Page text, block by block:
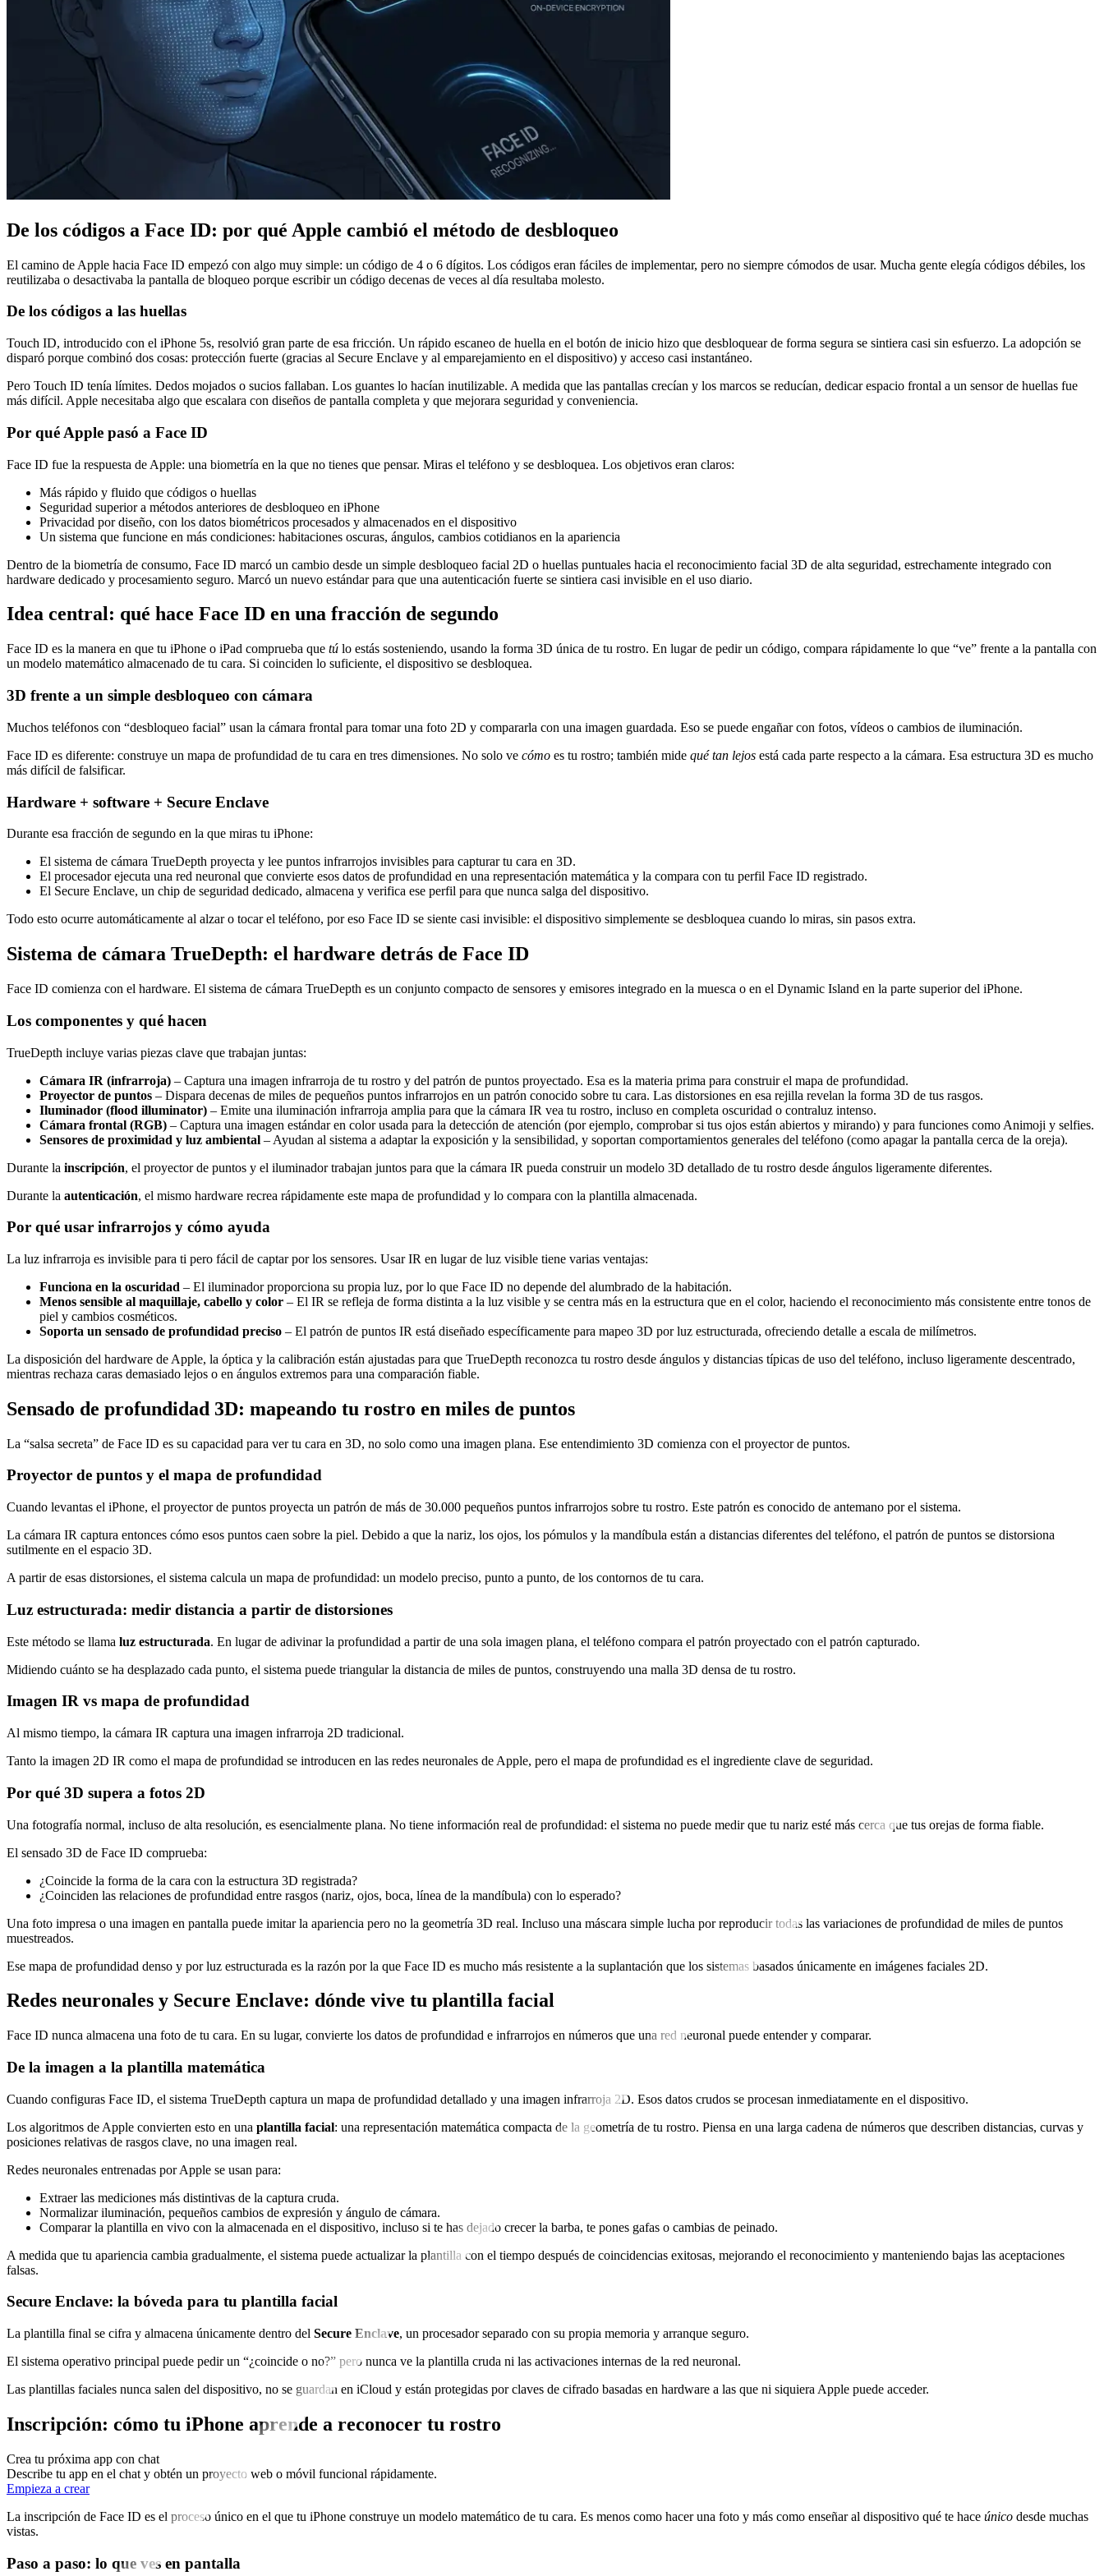
De los códigos a Face ID: por qué Apple cambió el método de desbloqueo
El camino de Apple hacia Face ID empezó con algo muy simple: un código de 4 o 6 dígitos. Los códigos eran fáciles de implementar, pero no siempre cómodos de usar. Mucha gente elegía códigos débiles, los
reutilizaba o desactivaba la pantalla de bloqueo porque escribir un código decenas de veces al día resultaba molesto.
De los códigos a las huellas
Touch ID, introducido con el iPhone 5s, resolvió gran parte de esa fricción. Un rápido escaneo de huella en el botón de inicio hizo que desbloquear de forma segura se sintiera casi sin esfuerzo. La adopción se
disparó porque combinó dos cosas: protección fuerte (gracias al Secure Enclave y al emparejamiento en el dispositivo) y acceso casi instantáneo.
Pero Touch ID tenía límites. Dedos mojados o sucios fallaban. Los guantes lo hacían inutilizable. A medida que las pantallas crecían y los marcos se reducían, dedicar espacio frontal a un sensor de huellas fue
más difícil. Apple necesitaba algo que escalara con diseños de pantalla completa y que mejorara seguridad y conveniencia.
Por qué Apple pasó a Face ID
Face ID fue la respuesta de Apple: una biometría en la que no tienes que pensar. Miras el teléfono y se desbloquea. Los objetivos eran claros:
Más rápido y fluido que códigos o huellas
Seguridad superior a métodos anteriores de desbloqueo en iPhone
Privacidad por diseño, con los datos biométricos procesados y almacenados en el dispositivo
Un sistema que funcione en más condiciones: habitaciones oscuras, ángulos, cambios cotidianos en la apariencia
Dentro de la biometría de consumo, Face ID marcó un cambio desde un simple desbloqueo facial 2D o huellas puntuales hacia el reconocimiento facial 3D de alta seguridad, estrechamente integrado con
hardware dedicado y procesamiento seguro. Marcó un nuevo estándar para que una autenticación fuerte se sintiera casi invisible en el uso diario.
Idea central: qué hace Face ID en una fracción de segundo
Face ID es la manera en que tu iPhone o iPad comprueba que tú lo estás sosteniendo, usando la forma 3D única de tu rostro. En lugar de pedir un código, compara rápidamente lo que “ve” frente a la pantalla con
un modelo matemático almacenado de tu cara. Si coinciden lo suficiente, el dispositivo se desbloquea.
3D frente a un simple desbloqueo con cámara
Muchos teléfonos con “desbloqueo facial” usan la cámara frontal para tomar una foto 2D y compararla con una imagen guardada. Eso se puede engañar con fotos, vídeos o cambios de iluminación.
Face ID es diferente: construye un mapa de profundidad de tu cara en tres dimensiones. No solo ve cómo es tu rostro; también mide qué tan lejos está cada parte respecto a la cámara. Esa estructura 3D es mucho
más difícil de falsificar.
Hardware + software + Secure Enclave
Durante esa fracción de segundo en la que miras tu iPhone:
El sistema de cámara TrueDepth proyecta y lee puntos infrarrojos invisibles para capturar tu cara en 3D.
El procesador ejecuta una red neuronal que convierte esos datos de profundidad en una representación matemática y la compara con tu perfil Face ID registrado.
El Secure Enclave, un chip de seguridad dedicado, almacena y verifica ese perfil para que nunca salga del dispositivo.
Todo esto ocurre automáticamente al alzar o tocar el teléfono, por eso Face ID se siente casi invisible: el dispositivo simplemente se desbloquea cuando lo miras, sin pasos extra.
Sistema de cámara TrueDepth: el hardware detrás de Face ID
Face ID comienza con el hardware. El sistema de cámara TrueDepth es un conjunto compacto de sensores y emisores integrado en la muesca o en el Dynamic Island en la parte superior del iPhone.
Los componentes y qué hacen
TrueDepth incluye varias piezas clave que trabajan juntas:
Cámara IR (infrarroja) – Captura una imagen infrarroja de tu rostro y del patrón de puntos proyectado. Esa es la materia prima para construir el mapa de profundidad.
Proyector de puntos – Dispara decenas de miles de pequeños puntos infrarrojos en un patrón conocido sobre tu cara. Las distorsiones en esa rejilla revelan la forma 3D de tus rasgos.
Iluminador (flood illuminator) – Emite una iluminación infrarroja amplia para que la cámara IR vea tu rostro, incluso en completa oscuridad o contraluz intenso.
Cámara frontal (RGB) – Captura una imagen estándar en color usada para la detección de atención (por ejemplo, comprobar si tus ojos están abiertos y mirando) y para funciones como Animoji y selfies.
Sensores de proximidad y luz ambiental – Ayudan al sistema a adaptar la exposición y la sensibilidad, y soportan comportamientos generales del teléfono (como apagar la pantalla cerca de la oreja).
Durante la inscripción, el proyector de puntos y el iluminador trabajan juntos para que la cámara IR pueda construir un modelo 3D detallado de tu rostro desde ángulos ligeramente diferentes.
Durante la autenticación, el mismo hardware recrea rápidamente este mapa de profundidad y lo compara con la plantilla almacenada.
Por qué usar infrarrojos y cómo ayuda
La luz infrarroja es invisible para ti pero fácil de captar por los sensores. Usar IR en lugar de luz visible tiene varias ventajas:
Funciona en la oscuridad – El iluminador proporciona su propia luz, por lo que Face ID no depende del alumbrado de la habitación.
Menos sensible al maquillaje, cabello y color – El IR se refleja de forma distinta a la luz visible y se centra más en la estructura que en el color, haciendo el reconocimiento más consistente entre tonos de
piel y cambios cosméticos.
Soporta un sensado de profundidad preciso – El patrón de puntos IR está diseñado específicamente para mapeo 3D por luz estructurada, ofreciendo detalle a escala de milímetros.
La disposición del hardware de Apple, la óptica y la calibración están ajustadas para que TrueDepth reconozca tu rostro desde ángulos y distancias típicas de uso del teléfono, incluso ligeramente descentrado,
mientras rechaza caras demasiado lejos o en ángulos extremos para una comparación fiable.
Sensado de profundidad 3D: mapeando tu rostro en miles de puntos
La “salsa secreta” de Face ID es su capacidad para ver tu cara en 3D, no solo como una imagen plana. Ese entendimiento 3D comienza con el proyector de puntos.
Proyector de puntos y el mapa de profundidad
Cuando levantas el iPhone, el proyector de puntos proyecta un patrón de más de 30.000 pequeños puntos infrarrojos sobre tu rostro. Este patrón es conocido de antemano por el sistema.
La cámara IR captura entonces cómo esos puntos caen sobre la piel. Debido a que la nariz, los ojos, los pómulos y la mandíbula están a distancias diferentes del teléfono, el patrón de puntos se distorsiona
sutilmente en el espacio 3D.
A partir de esas distorsiones, el sistema calcula un mapa de profundidad: un modelo preciso, punto a punto, de los contornos de tu cara.
Luz estructurada: medir distancia a partir de distorsiones
Este método se llama luz estructurada. En lugar de adivinar la profundidad a partir de una sola imagen plana, el teléfono compara el patrón proyectado con el patrón capturado.
Midiendo cuánto se ha desplazado cada punto, el sistema puede triangular la distancia de miles de puntos, construyendo una malla 3D densa de tu rostro.
Imagen IR vs mapa de profundidad
Al mismo tiempo, la cámara IR captura una imagen infrarroja 2D tradicional.
Tanto la imagen 2D IR como el mapa de profundidad se introducen en las redes neuronales de Apple, pero el mapa de profundidad es el ingrediente clave de seguridad.
Por qué 3D supera a fotos 2D
Una fotografía normal, incluso de alta resolución, es esencialmente plana. No tiene información real de profundidad: el sistema no puede medir que tu nariz esté más cerca que tus orejas de forma fiable.
El sensado 3D de Face ID comprueba:
¿Coincide la forma de la cara con la estructura 3D registrada?
¿Coinciden las relaciones de profundidad entre rasgos (nariz, ojos, boca, línea de la mandíbula) con lo esperado?
Una foto impresa o una imagen en pantalla puede imitar la apariencia pero no la geometría 3D real. Incluso una máscara simple lucha por reproducir todas las variaciones de profundidad de miles de puntos
muestreados.
Ese mapa de profundidad denso y por luz estructurada es la razón por la que Face ID es mucho más resistente a la suplantación que los sistemas basados únicamente en imágenes faciales 2D.
Redes neuronales y Secure Enclave: dónde vive tu plantilla facial
Face ID nunca almacena una foto de tu cara. En su lugar, convierte los datos de profundidad e infrarrojos en números que una red neuronal puede entender y comparar.
De la imagen a la plantilla matemática
Cuando configuras Face ID, el sistema TrueDepth captura un mapa de profundidad detallado y una imagen infrarroja 2D. Esos datos crudos se procesan inmediatamente en el dispositivo.
Los algoritmos de Apple convierten esto en una plantilla facial: una representación matemática compacta de la geometría de tu rostro. Piensa en una larga cadena de números que describen distancias, curvas y
posiciones relativas de rasgos clave, no una imagen real.
Redes neuronales entrenadas por Apple se usan para:
Extraer las mediciones más distintivas de la captura cruda.
Normalizar iluminación, pequeños cambios de expresión y ángulo de cámara.
Comparar la plantilla en vivo con la almacenada en el dispositivo, incluso si te has dejado crecer la barba, te pones gafas o cambias de peinado.
A medida que tu apariencia cambia gradualmente, el sistema puede actualizar la plantilla con el tiempo después de coincidencias exitosas, mejorando el reconocimiento y manteniendo bajas las aceptaciones
falsas.
Secure Enclave: la bóveda para tu plantilla facial
La plantilla final se cifra y almacena únicamente dentro del Secure Enclave, un procesador separado con su propia memoria y arranque seguro.
El sistema operativo principal puede pedir un “¿coincide o no?” pero nunca ve la plantilla cruda ni las activaciones internas de la red neuronal.
Las plantillas faciales nunca salen del dispositivo, no se guardan en iCloud y están protegidas por claves de cifrado basadas en hardware a las que ni siquiera Apple puede acceder.
Inscripción: cómo tu iPhone aprende a reconocer tu rostro
Crea tu próxima app con chat
Describe tu app en el chat y obtén un proyecto web o móvil funcional rápidamente.
Empieza a crear
La inscripción de Face ID es el proceso único en el que tu iPhone construye un modelo matemático de tu cara. Es menos como hacer una foto y más como enseñar al dispositivo qué te hace único desde muchas
vistas.
Paso a paso: lo que ves en pantalla